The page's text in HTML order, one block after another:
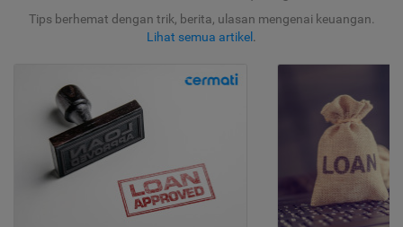
Tips berhemat dengan trik, berita, ulasan mengenai keuangan.
Lihat semua artikel .